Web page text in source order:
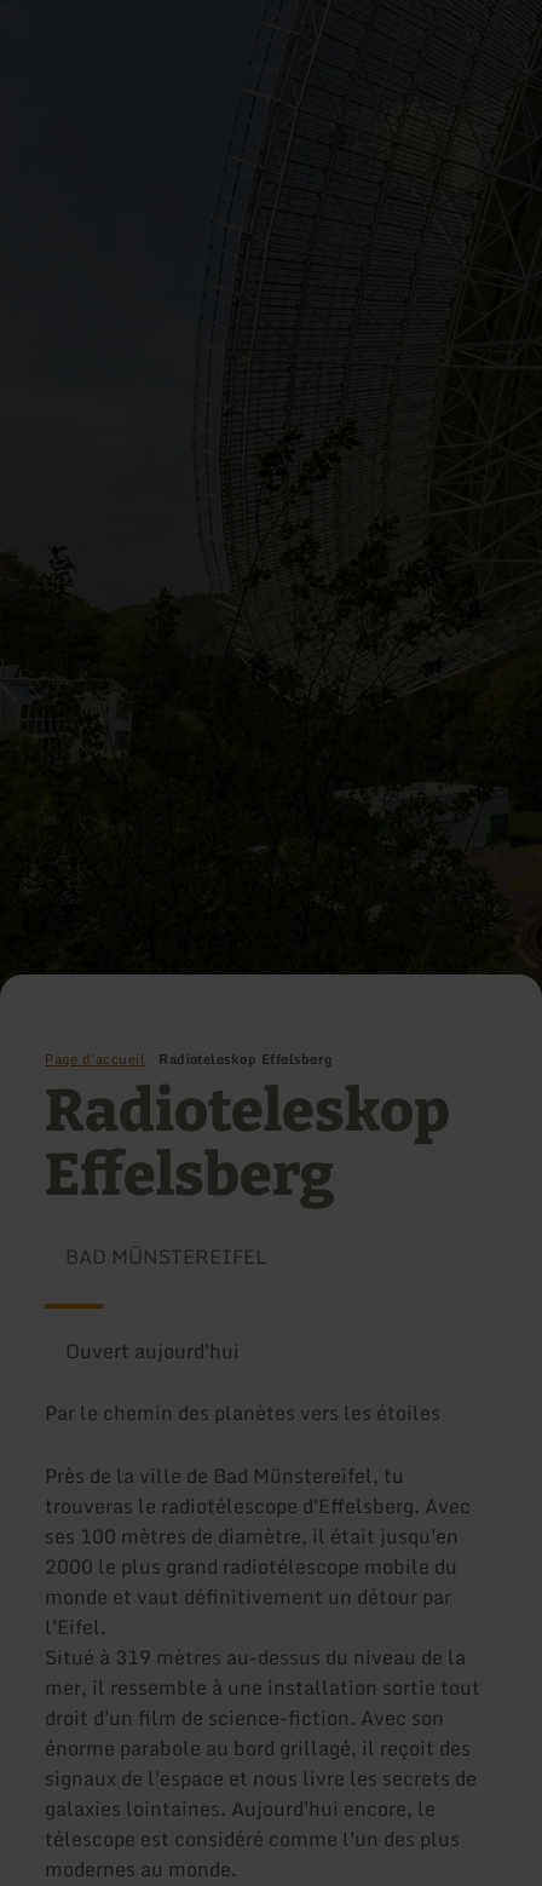
Page d'accueil Radioteleskop Effelsberg
Radioteleskop
Effelsberg
BAD MÜNSTEREIFEL
Ouvert aujourd'hui
Par le chemin des planètes vers les étoiles
Près de la ville de Bad Münstereifel, tu
trouveras le radiotélescope d'Effelsberg. Avec
ses 100 mètres de diamètre, il était jusqu'en
2000 le plus grand radiotélescope mobile du
monde et vaut définitivement un détour par
l'Eifel.
Situé à 319 mètres au-dessus du niveau de la
mer, il ressemble à une installation sortie tout
droit d'un film de science-fiction. Avec son
énorme parabole au bord grillagé, il reçoit des
signaux de l'espace et nous livre les secrets de
galaxies lointaines. Aujourd'hui encore, le
télescope est considéré comme l'un des plus
modernes au monde.